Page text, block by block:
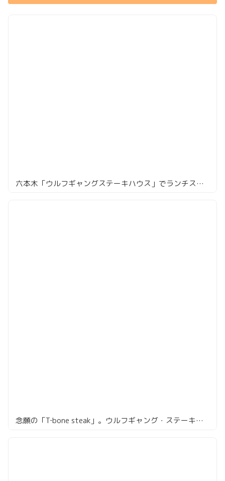
六本木「ウルフギャングステーキハウス」でランチステーキ
念願の「T‐bone steak」。ウルフギャング・ステーキハウス六本木